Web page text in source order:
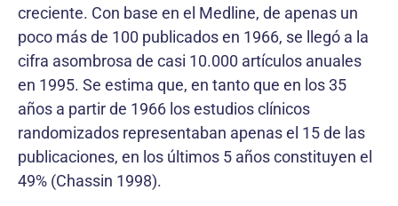
creciente. Con base en el Medline, de apenas un
poco más de 100 publicados en 1966, se llegó a la
cifra asombrosa de casi 10.000 artículos anuales
en 1995. Se estima que, en tanto que en los 35
años a partir de 1966 los estudios clínicos
randomizados representaban apenas el 15 de las
publicaciones, en los últimos 5 años constituyen el
49% (Chassin 1998).